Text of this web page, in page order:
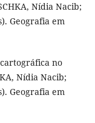
Nídia Nacib;
Geografia em
no
Nídia Nacib;
Geografia em